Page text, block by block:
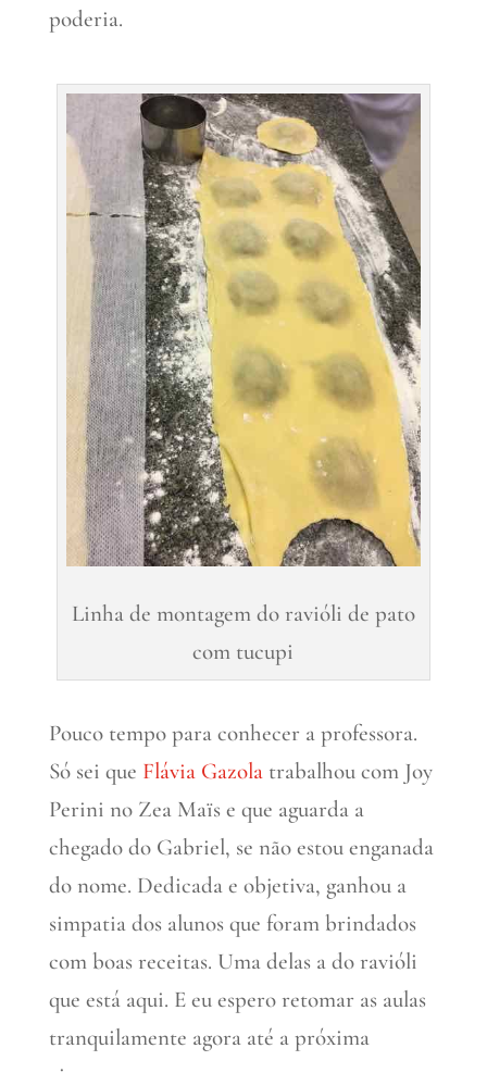
poderia.
Linha de montagem do ravióli de pato
com tucupi
Pouco tempo para conhecer a professora.
Só sei que Flávia Gazolatrabalhou com Joy
Perini no Zea Maïs e que aguarda a
chegado do Gabriel, se não estou enganada
do nome. Dedicada e objetiva, ganhou a
simpatia dos alunos que foram brindados
com boas receitas. Uma delas a do ravióli
que está aqui. E eu espero retomar as aulas
tranquilamente agora até a próxima